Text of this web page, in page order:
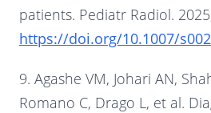
patients. Pediatr Radiol.
https://doi.org/10.1007/
9. Agashe VM, Johari AN,
Romano C, Drago L, et al.